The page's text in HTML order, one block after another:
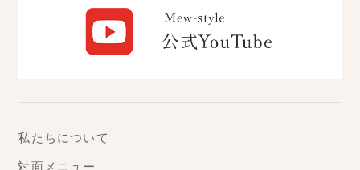
私たちについて
対面メニュー